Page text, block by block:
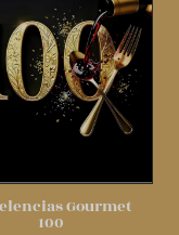
Gourmet
100